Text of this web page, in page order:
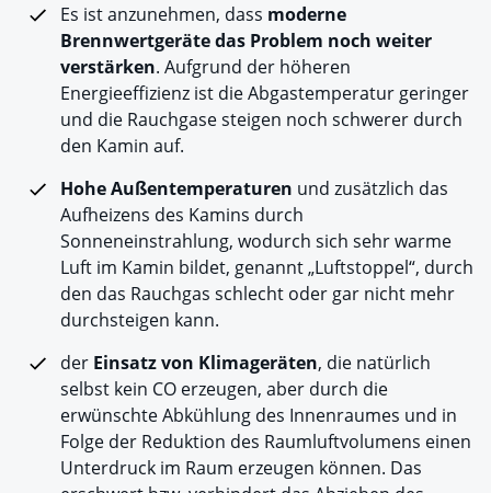
Es ist anzunehmen, dass moderne
Brennwertgeräte das Problem noch weiter
verstärken. Aufgrund der höheren
Energieeffizienz ist die Abgastemperatur geringer
und die Rauchgase steigen noch schwerer durch
den Kamin auf.
Hohe Außentemperaturen und zusätzlich das
Aufheizens des Kamins durch
Sonneneinstrahlung, wodurch sich sehr warme
Luft im Kamin bildet, genannt „Luftstoppel“, durch
den das Rauchgas schlecht oder gar nicht mehr
durchsteigen kann.
der Einsatz von Klimageräten, die natürlich
selbst kein CO erzeugen, aber durch die
erwünschte Abkühlung des Innenraumes und in
Folge der Reduktion des Raumluftvolumens einen
Unterdruck im Raum erzeugen können. Das